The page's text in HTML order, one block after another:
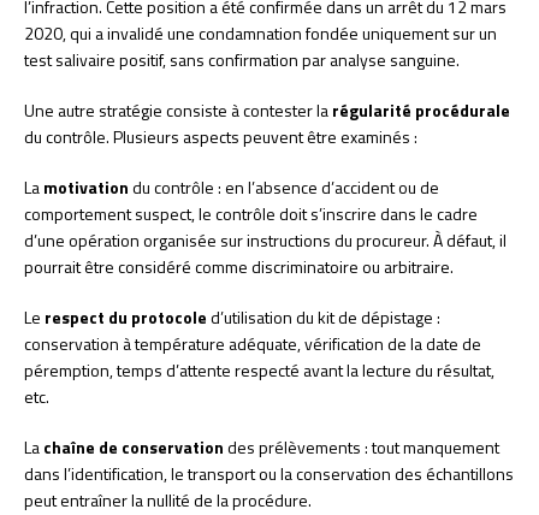
l’infraction. Cette position a été confirmée dans un arrêt du 12 mars
2020, qui a invalidé une condamnation fondée uniquement sur un
test salivaire positif, sans confirmation par analyse sanguine.
Une autre stratégie consiste à contester larégularité procédurale
du contrôle. Plusieurs aspects peuvent être examinés :
Lamotivationdu contrôle : en l’absence d’accident ou de
comportement suspect, le contrôle doit s’inscrire dans le cadre
d’une opération organisée sur instructions du procureur. À défaut, il
pourrait être considéré comme discriminatoire ou arbitraire.
Le respect du protocoled’utilisation du kit de dépistage :
conservation à température adéquate, vérification de la date de
péremption, temps d’attente respecté avant la lecture du résultat,
etc.
Lachaîne de conservationdes prélèvements : tout manquement
dans l’identification, le transport ou la conservation des échantillons
peut entraîner la nullité de la procédure.